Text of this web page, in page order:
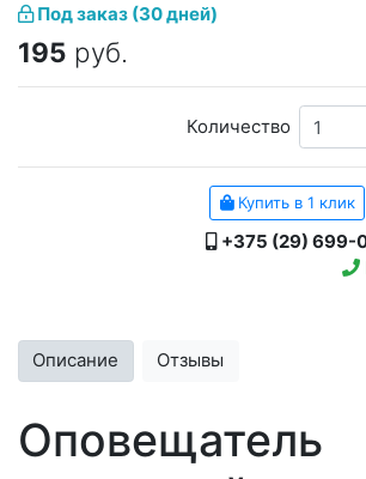
Под заказ (30 дней)
195 руб.
Количество
Купить в 1 клик
+375 (29) 699-
Описание Отзывы
Оповещатель